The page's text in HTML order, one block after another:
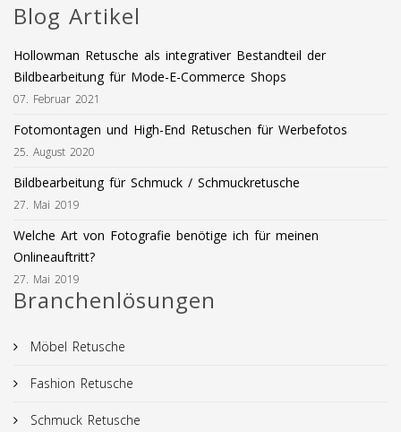
Blog Artikel
Hollowman Retusche als integrativer Bestandteil der
Bildbearbeitung für Mode-E-Commerce Shops
07. Februar 2021
Fotomontagen und High-End Retuschen für Werbefotos
25. August 2020
Bildbearbeitung für Schmuck / Schmuckretusche
27. Mai 2019
Welche Art von Fotografie benötige ich für meinen
Onlineauftritt?
27. Mai 2019
Branchenlösungen
Möbel Retusche
Fashion Retusche
Schmuck Retusche